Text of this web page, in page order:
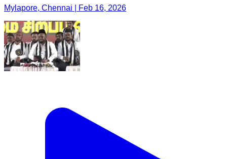
Mylapore, Chennai | Feb 16, 2026